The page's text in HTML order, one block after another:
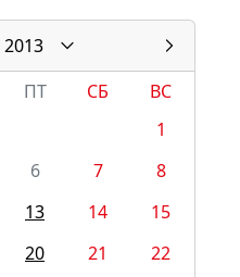
2013
ПТ СБ
ВС
1
6 7
8
13 14
15
20 21
22